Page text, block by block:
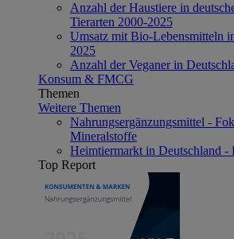
Anzahl der Haustiere in
Tierarten 2000-2025
Umsatz mit Bio-Lebensmitteln
2025
Anzahl der Veganer in
Konsum & FMCG
Themen
Weitere Themen
Nahrungsergänzungsmittel -
Mineralstoffe
Heimtiermarkt in Deutschland -
Top Report